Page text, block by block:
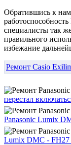
Обратившись к
специалисты так
правильного
избежание
Ремонт Casio
перестал
Panasonic Lumix
Lumix DMC - FH27